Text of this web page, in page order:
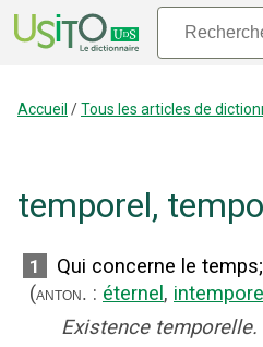
Accueil /Tous les articles de
temporel,
1 Qui concerne le temps;
(anton. : éternel , intemporel
Existence temporelle.